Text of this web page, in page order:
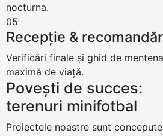
nocturna.
05
Recepție &
Verificări finale și ghid de
maximă de viață.
Povești de succes:
terenuri minifotbal
Proiectele noastre sunt